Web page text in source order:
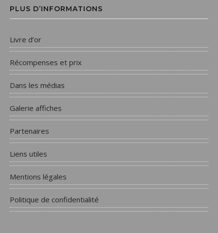
PLUS D’INFORMATIONS
Livre d’or
Récompenses et prix
Dans les médias
Galerie affiches
Partenaires
Liens utiles
Mentions légales
Politique de confidentialité